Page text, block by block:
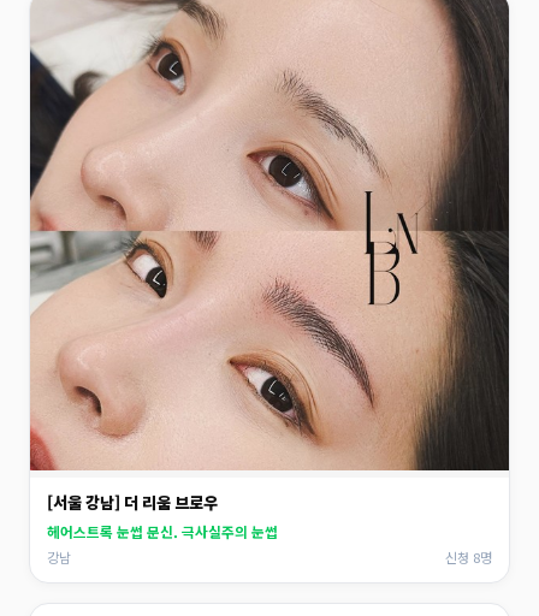
[서울 강남] 더 리움 브로우
헤어스트록 눈썹 문신. 극사실주의 눈썹
강남 신청 8명